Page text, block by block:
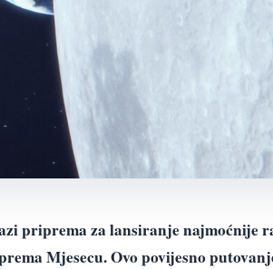
priprema za lansiranje najmoćnije
Mjesecu. Ovo povijesno